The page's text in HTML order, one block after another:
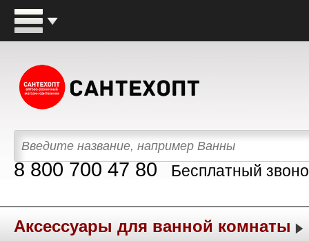
8 800 700 47 80 Бесплатный
Аксессуары для ванной комнаты